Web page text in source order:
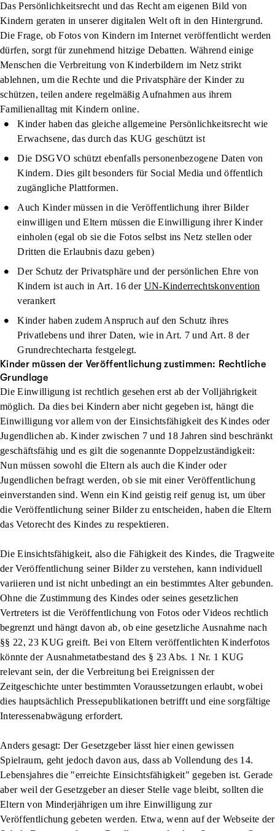
Das Persönlichkeitsrecht und das Recht am eigenen Bild von
Kindern geraten in unserer digitalen Welt oft in den Hintergrund.
Die Frage, ob Fotos von Kindern im Internet veröffentlicht werden
dürfen, sorgt für zunehmend hitzige Debatten. Während einige
Menschen die Verbreitung von Kinderbildern im Netz strikt
ablehnen, um die Rechte und die Privatsphäre der Kinder zu
schützen, teilen andere regelmäßig Aufnahmen aus ihrem
Familienalltag mit Kindern online.
Kinder haben das gleiche allgemeine Persönlichkeitsrecht wie
Erwachsene, das durch das KUG geschützt ist
Die DSGVO schützt ebenfalls personenbezogene Daten von
Kindern. Dies gilt besonders für Social Media und öffentlich
zugängliche Plattformen.
Auch Kinder müssen in die Veröffentlichung ihrer Bilder
einwilligen und Eltern müssen die Einwilligung ihrer Kinder
einholen (egal ob sie die Fotos selbst ins Netz stellen oder
Dritten die Erlaubnis dazu geben)
Der Schutz der Privatsphäre und der persönlichen Ehre von
Kindern ist auch in Art. 16 der UN-Kinderrechtskonvention
verankert
Kinder haben zudem Anspruch auf den Schutz ihres
Privatlebens und ihrer Daten, wie in Art. 7 und Art. 8 der
Grundrechtecharta festgelegt.
Kinder müssen der Veröffentlichung zustimmen: Rechtliche
Grundlage
Die Einwilligung ist rechtlich gesehen erst ab der Volljährigkeit
möglich. Da dies bei Kindern aber nicht gegeben ist, hängt die
Einwilligung vor allem von der Einsichtsfähigkeit des Kindes oder
Jugendlichen ab. Kinderzwischen 7 und 18 Jahren sind beschränkt
geschäftsfähig und es gilt die sogenannteDoppelzuständigkeit:
Nun müssen sowohl die Eltern als auch die Kinderoder
Jugendlichen befragt werden, ob sie mit einer Veröffentlichung
einverstanden sind. Wenn ein Kind geistig reif genug ist, um über
die Veröffentlichung seiner Bilder zu entscheiden, haben die Eltern
das Vetorecht des Kindes zu respektieren.
Die Einsichtsfähigkeit, also die Fähigkeit des Kindes, die Tragweite
der Veröffentlichung seiner Bilder zu verstehen, kann individuell
variieren und ist nicht unbedingt an ein bestimmtes Alter gebunden.
Ohne die Zustimmung des Kindes oder seines gesetzlichen
Vertreters ist die Veröffentlichung von Fotos oder Videos rechtlich
begrenzt und hängt davon ab, ob eine gesetzliche Ausnahme nach
§§ 22, 23 KUG greift. Bei von Eltern veröffentlichten Kinderfotos
könnte der Ausnahmetatbestand des § 23 Abs. 1 Nr. 1 KUG
relevant sein, der die Verbreitung bei Ereignissen der
Zeitgeschichte unter bestimmten Voraussetzungen erlaubt, wobei
dies hauptsächlich Pressepublikationen betrifft und eine sorgfältige
Interessenabwägung erfordert.
Anders gesagt: Der Gesetzgeber lässt hier einen gewissen
Spielraum, geht jedoch davon aus, dass ab Vollendung des 14.
Lebensjahresdie "erreichte Einsichtsfähigkeit" gegeben ist. Gerade
aber weil der Gesetzgeber an dieser Stelle vage bleibt, sollten die
Eltern von Minderjährigen um ihre Einwilligung zur
Veröffentlichung gebeten werden. Etwa, wenn auf der Webseite der